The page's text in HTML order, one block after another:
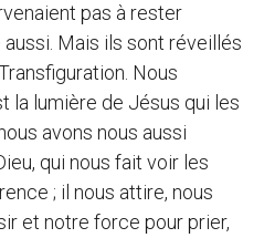
pas à rester
Mais ils sont réveillés
Nous
la lumière de Jésus qui les
avons nous aussi
qui nous fait voir les
; il nous attire, nous
et notre force pour prier,